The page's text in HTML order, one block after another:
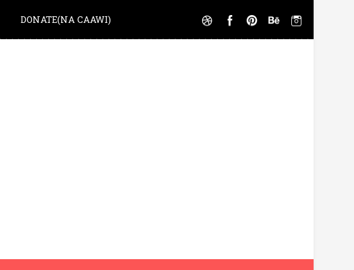
DONATE(NA CAAWI)